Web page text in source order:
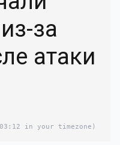
за
атаки
in your timezone)